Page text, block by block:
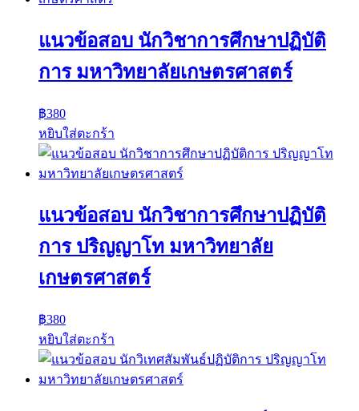
แนวข้อสอบ นักวิชาการศึกษาปฏิบัติ
การ มหาวิทยาลัยเกษตรศาสตร์
฿380
หยิบใส่ตะกร้า
แนวข้อสอบ นักวิชาการศึกษาปฏิบัติ
การ ปริญญาโท มหาวิทยาลัย
เกษตรศาสตร์
฿380
หยิบใส่ตะกร้า